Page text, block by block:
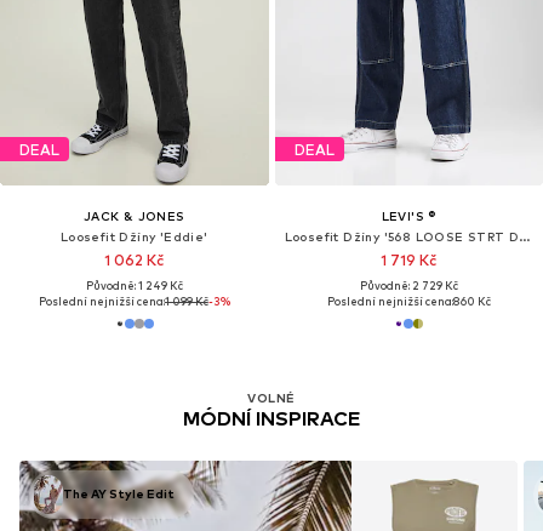
DEAL
JACK & JONES
Loosefit Džíny 'Eddie'
1 062 Kč
Původně: 1 249 Kč
Poslední nejnižší cena:1 099 Kč-3%
DEAL
LEVI'S ®
Loosefit Džíny '568 LOOSE STRT DBL KNEE'
1 719 Kč
Původně: 2 729 Kč
Poslední nejnižší cena:860 Kč
VOLNÉ
MÓDNÍ INSPIRACE
The AY Style Edit